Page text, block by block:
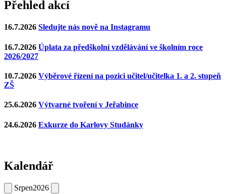
Přehled akcí
16.7.2026 Sledujte nás nově na Instagramu
16.7.2026 Úplata za předškolní vzdělávání ve školním roce
2026/2027
10.7.2026 Výběrové řízení na pozici učitel/učitelka 1. a 2. stupeň
ZŠ
25.6.2026 Výtvarné tvoření v Jeřabince
24.6.2026 Exkurze do Karlovy Studánky
Kalendář
Srpen2026